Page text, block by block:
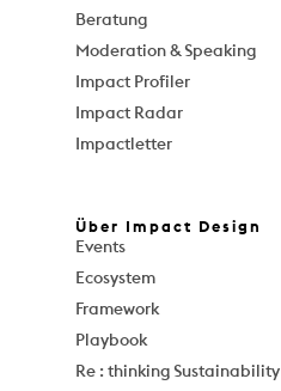
Beratung
Moderation & Speaking
Impact Profiler
Impact Radar
Impactletter
Über Impact Design
Events
Ecosystem
Framework
Playbook
Re : thinking Sustainability